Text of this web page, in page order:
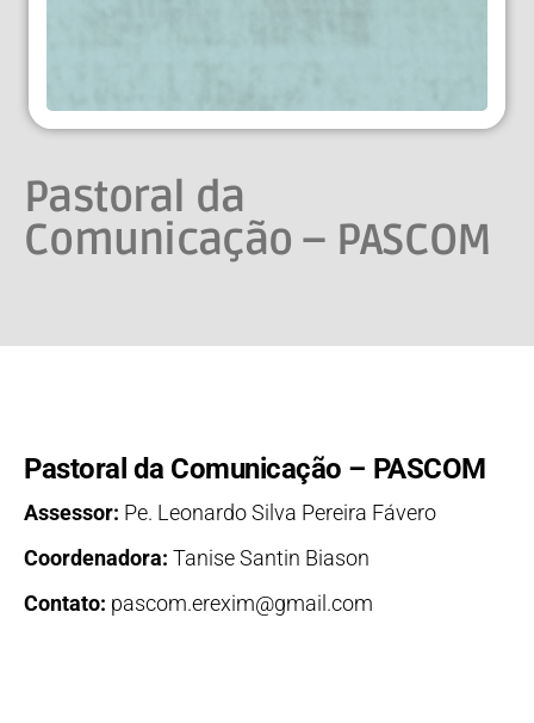
Pastoral da
Comunicação – PASCOM
Pastoral da Comunicação – PASCOM
Assessor: Pe. Leonardo Silva Pereira Fávero
Coordenadora: Tanise Santin Biason
Contato: pascom.erexim@gmail.com